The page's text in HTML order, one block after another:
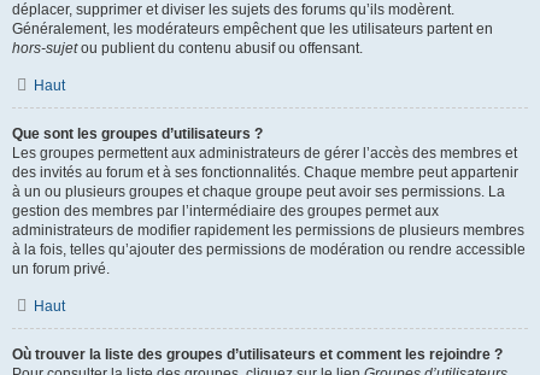
déplacer, supprimer et diviser les sujets des forums qu’ils modèrent.
Généralement, les modérateurs empêchent que les utilisateurs partent en
hors-sujetou publient du contenu abusif ou offensant.
Haut
Que sont les groupes d’utilisateurs ?
Les groupes permettent aux administrateurs de gérer l’accès des membres et
des invités au forum et à ses fonctionnalités. Chaque membre peut appartenir
à un ou plusieurs groupes et chaque groupe peut avoir ses permissions. La
gestion des membres par l’intermédiaire des groupes permet aux
administrateurs de modifier rapidement les permissions de plusieurs membres
à la fois, telles qu’ajouter des permissions de modération ou rendre accessible
un forum privé.
Haut
Où trouver la liste des groupes d’utilisateurs et comment les rejoindre ?